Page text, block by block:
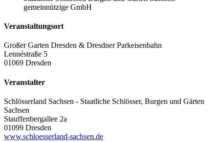
gemeinnützige GmbH
Veranstaltungsort
Großer Garten Dresden & Dresdner Parkeisenbahn
Lennéstraße 5
01069 Dresden
Veranstalter
Schlösserland Sachsen - Staatliche Schlösser, Burgen und Gärten
Sachsen
Stauffenbergallee 2a
01099 Dresden
www.schloesserland-sachsen.de